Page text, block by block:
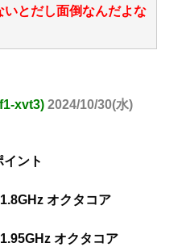
とだし面倒なんだよな
xvt3) 2024/10/30(水)
ント
オクタコア
オクタコア